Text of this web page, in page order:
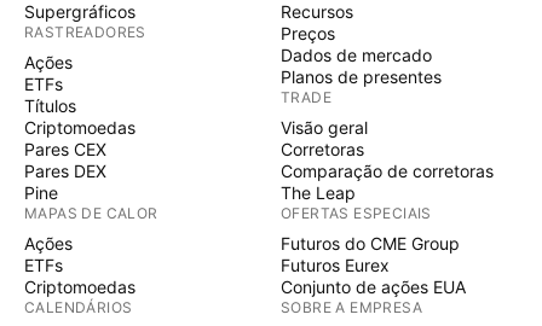
Supergráficos
RASTREADORES
Ações
ETFs
Títulos
Criptomoedas
Pares CEX
Pares DEX
Pine
MAPAS DE CALOR
Ações
ETFs
Criptomoedas
CALENDÁRIOS
Recursos
Preços
Dados de mercado
Planos de presentes
TRADE
Visão geral
Corretoras
Comparação de corretoras
The Leap
OFERTAS ESPECIAIS
Futuros do CME Group
Futuros Eurex
Conjunto de ações EUA
SOBRE A EMPRESA